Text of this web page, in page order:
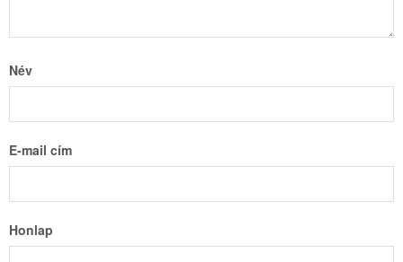
Név
E-mail cím
Honlap